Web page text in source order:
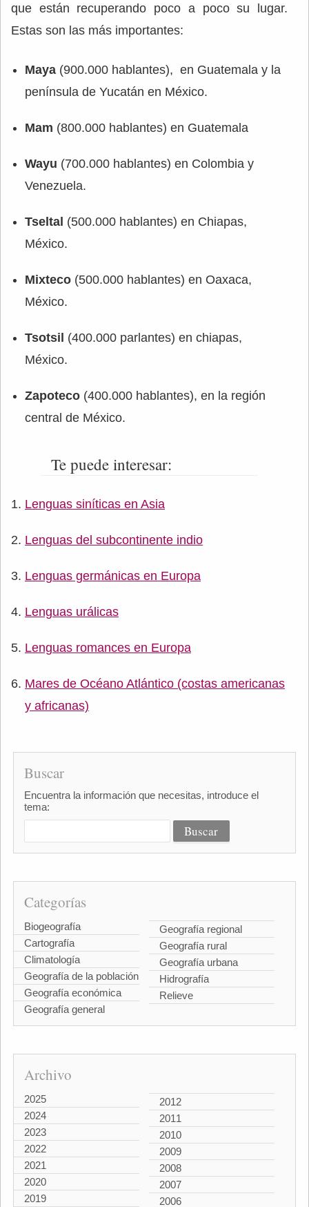
que están recuperando poco a poco su lugar.
Estas son las más importantes:
Maya (900.000 hablantes), en Guatemala y la
península de Yucatán en México.
Mam (800.000 hablantes) en Guatemala
Wayu (700.000 hablantes) en Colombia y
Venezuela.
Tseltal (500.000 hablantes) en Chiapas,
México.
Mixteco (500.000 hablantes) en Oaxaca,
México.
Tsotsil (400.000 parlantes) en chiapas,
México.
Zapoteco (400.000 hablantes), en la región
central de México.
Te puede interesar:
Lenguas siníticas en Asia
Lenguas del subcontinente indio
Lenguas germánicas en Europa
Lenguas urálicas
Lenguas romances en Europa
Mares de Océano Atlántico (costas americanas
y africanas)
Buscar
Encuentra la información que necesitas, introduce el
tema:
Categorías
Biogeografía
Cartografía
Climatología
Geografía de la población
Geografía económica
Geografía general
Geografía regional
Geografía rural
Geografía urbana
Hidrografía
Relieve
Archivo
2025
2024
2023
2022
2021
2020
2019
2012
2011
2010
2009
2008
2007
2006